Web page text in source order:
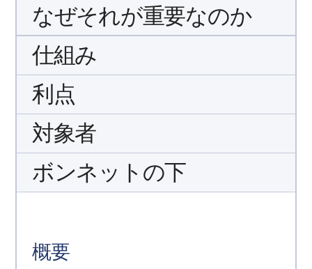
なぜそれが重要なのか
仕組み
利点
対象者
ボンネットの下
概要